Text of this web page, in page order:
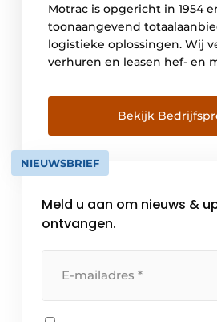
Motrac is opgericht in 1954
toonaangevend
logistieke oplossingen. Wij
verhuren en leasen hef- en
adviseren en verzorgen we
voor geautomatiseerde
een 24/7
bieden we een one-stop-
logistieke oplossingen
Bekijk
NIEUWSBRIEF
Meld u aan om nieuws &
ontvangen.